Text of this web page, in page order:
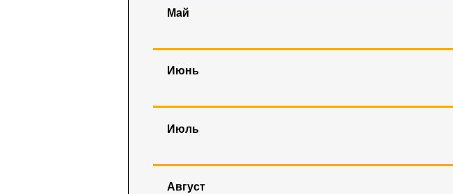
Май
Июнь
Июль
Август